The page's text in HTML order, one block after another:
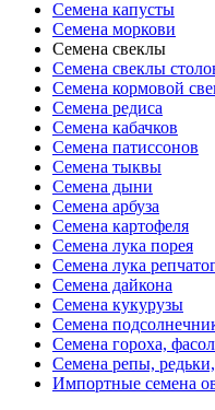
Семена капусты
Семена моркови
Семена свеклы
Семена свеклы
Семена кормовой
Семена редиса
Семена кабачков
Семена патиссонов
Семена тыквы
Семена дыни
Семена арбуза
Семена картофеля
Семена лука порея
Семена лука
Семена дайкона
Семена кукурузы
Семена
Семена гороха,
Семена репы,
Импортные семена